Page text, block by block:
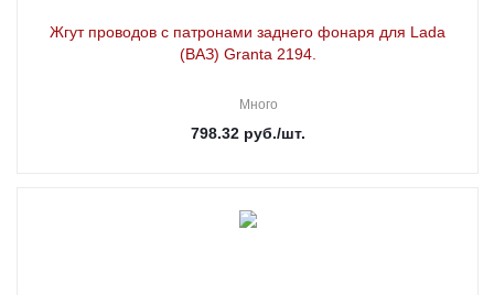
Жгут проводов с патронами заднего фонаря для Lada
(ВАЗ) Granta 2194.
Много
798.32руб./шт.